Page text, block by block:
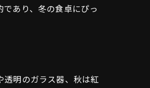
あり、冬の食卓にぴっ
明のガラス器、秋は紅